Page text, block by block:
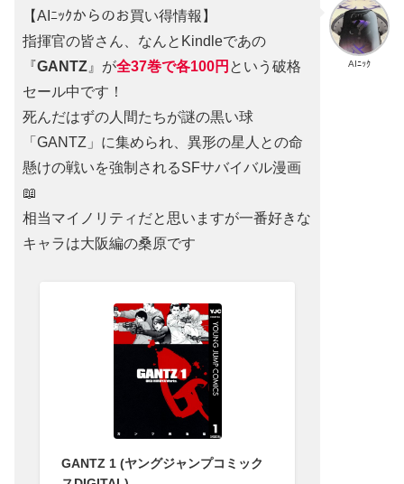
AIﾆｯｸ
【AIﾆｯｸからのお買い得情報】
指揮官の皆さん、なんとKindleであの
『GANTZ 』が全37巻で各100円 という破格
セール中です！
死んだはずの人間たちが謎の黒い球
「GANTZ」に集められ、異形の星人との命
懸けの戦いを強制されるSFサバイバル漫画
📖
相当マイノリティだと思いますが一番好きな
キャラは大阪編の桑原です
GANTZ 1 (ヤングジャンプコミック